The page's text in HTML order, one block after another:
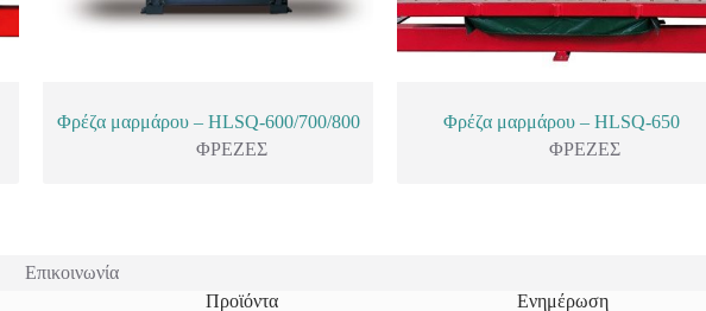
Φρέζα μαρμάρου – HLSQ-600/700/800
ΦΡΕΖΕΣ
Φρέζα μαρμάρου – HLSQ-650
ΦΡΕΖΕΣ
Επικοινωνία
Προϊόντα
Ενημέρωση